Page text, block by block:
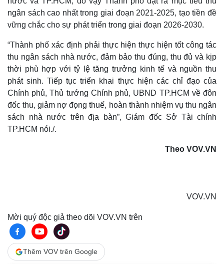
Doanh nghiệp 24h
Doanh nhân
Vì cộng đồng
Tin Công nghệ
Trải nghiệm
Chuyển đổi số
Nhi khoa
Nam khoa
Làm đẹp - giảm cân
Phòng mạch online
Ăn sạch sống khỏe
ngân sách cao nhất trong giai đoạn 2021-2025, tạo tiền đề
vững chắc cho sự phát triển trong giai đoạn 2026-2030.
“Thành phố xác định phải thực hiện thực hiện tốt công tác
thu ngân sách nhà nước, đảm bảo thu đúng, thu đủ và kịp
thời phù hợp với tỷ lệ tăng trưởng kinh tế và nguồn thu
phát sinh. Tiếp tục triển khai thực hiện các chỉ đạo của
Chính phủ, Thủ tướng Chính phủ, UBND TP.HCM về đôn
đốc thu, giảm nợ đọng thuế, hoàn thành nhiệm vụ thu ngân
sách nhà nước trên địa bàn”, Giám đốc Sở Tài chính
TP.HCM nói./.
Theo VOV.VN
VOV.VN
Mời quý độc giả theo dõi VOV.VN trên
Thêm VOV trên Google